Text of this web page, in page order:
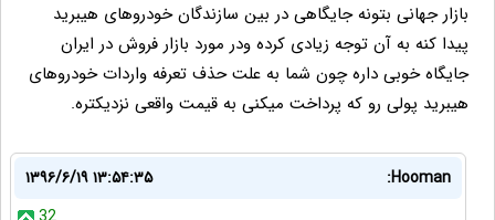
بازار جهانی بتونه جایگاهی در بین سازندگان خودروهای هیبرید
پیدا کنه به آن توجه زیادی کرده ودر مورد بازار فروش در ایران
جایگاه خوبی داره چون شما به علت حذف تعرفه واردات خودروهای
هیبرید پولی رو که پرداخت میکنی به قیمت واقعی نزدیکتره.
Hooman:
۱۳۹۶/۶/۱۹ ۱۳:۵۴:۳۵